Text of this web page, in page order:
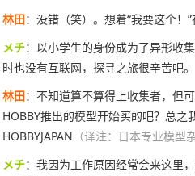
林田：没错（笑）。想着“我要这个！
メチ：以小学生的身份成为了异形收
时也没有互联网，探寻之旅很辛苦吧。
林田：不知道算不算得上收集者，但
HOBBY推出的模型开始买的吧？总之
HOBBYJAPAN （译注：日本专业模型
メチ：我因为工作原因经常会来这里